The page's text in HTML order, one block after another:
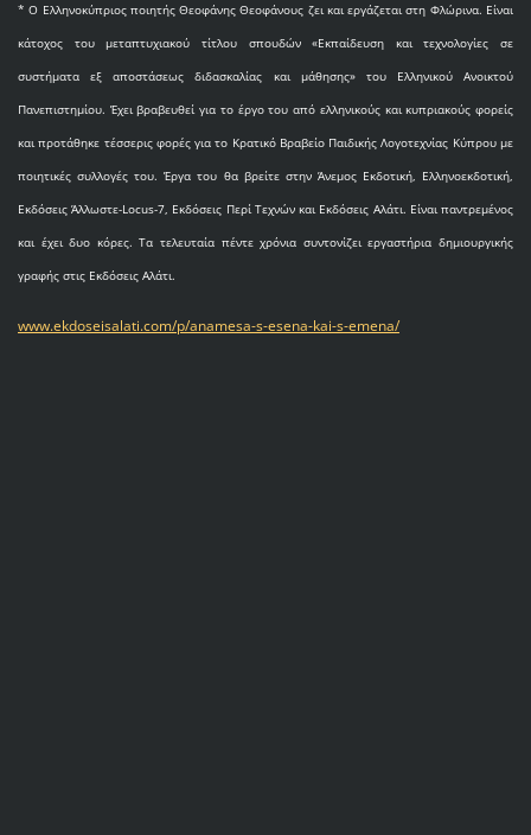
* O Eλληνοκύπριος ποιητής Θεοφάνης Θεοφάνους ζει και εργάζεται στη Φλώρινα. Είναι
κάτοχος του μεταπτυχιακού τίτλου σπουδών «Εκπαίδευση και τεχνολογίες σε
συστήματα εξ αποστάσεως διδασκαλίας και μάθησης» του Ελληνικού Ανοικτού
Πανεπιστημίου. Έχει βραβευθεί για το έργο του από ελληνικούς και κυπριακούς φορείς
και προτάθηκε τέσσερις φορές για το Κρατικό Βραβείο Παιδικής Λογοτεχνίας Κύπρου με
ποιητικές συλλογές του. Έργα του θα βρείτε στην Άνεμος Εκδοτική, Ελληνοεκδοτική,
Εκδόσεις Άλλωστε-Locus-7, Εκδόσεις Περί Τεχνών και Εκδόσεις Αλάτι. Είναι παντρεμένος
και έχει δυο κόρες. Τα τελευταία πέντε χρόνια συντονίζει εργαστήρια δημιουργικής
γραφής στις Εκδόσεις Αλάτι.
www.ekdoseisalati.com/p/anamesa-s-esena-kai-s-emena/